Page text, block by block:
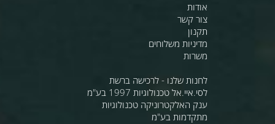
אודות
צור קשר
תקנון
מדיניות משלוחים
משרות
לחנות שלנו - לרכישה ברשת
לסי.איי.אל טכנולוגיות 1997 בע"מ
ענק האלקטרוניקה טכנולוגיות
מתקדמות בע"מ